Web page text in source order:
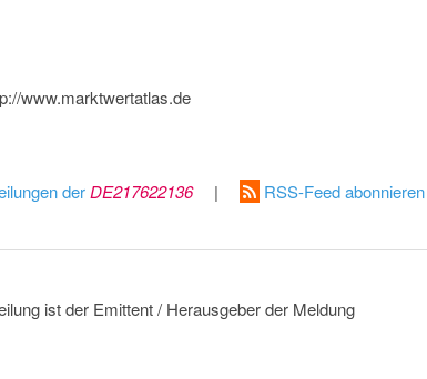
www.marktwertatlas.de
derDE217622136 | RSS-Feed abonnieren
ist der Emittent / Herausgeber der Meldung